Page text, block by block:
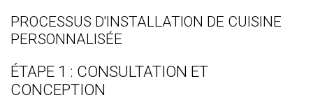
PROCESSUS D'INSTALLATION DE CUISINE
PERSONNALISÉE
ÉTAPE 1 : CONSULTATION ET
CONCEPTION